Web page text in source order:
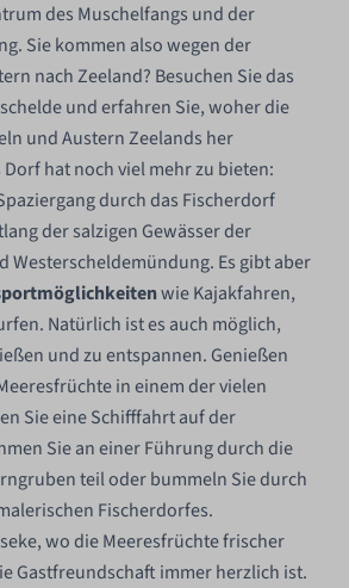
des Muschelfangs und der
Sie kommen also wegen der
nach Zeeland? Besuchen Sie das
und erfahren Sie, woher die
und Austern Zeelands her
hat noch viel mehr zu bieten:
durch das Fischerdorf
der salzigen Gewässer der
Westerscheldemündung. Es gibt aber
wie Kajakfahren,
Natürlich ist es auch möglich,
und zu entspannen. Genießen
in einem der vielen
Sie eine Schifffahrt auf der
Sie an einer Führung durch die
teil oder bummeln Sie durch
Fischerdorfes.
wo die Meeresfrüchte frischer
Gastfreundschaft immer herzlich ist.